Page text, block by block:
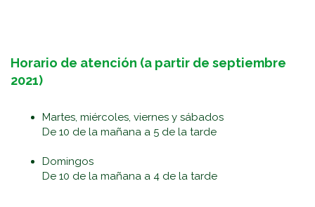
Horario de atención (a partir de septiembre
2021)
Martes, miércoles, viernes y sábados
De 10 de la mañana a 5 de la tarde
Domingos
De 10 de la mañana a 4 de la tarde